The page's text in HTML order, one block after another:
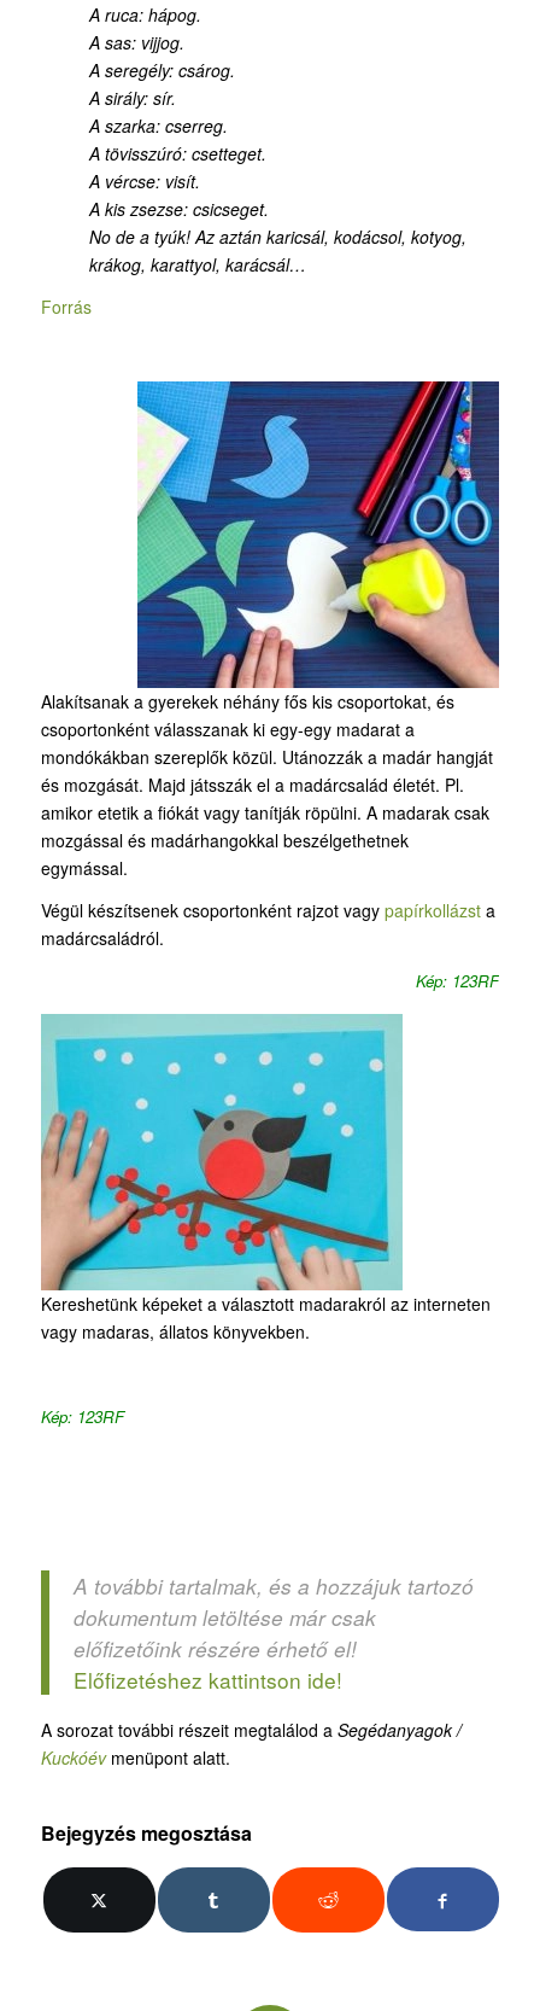
A ruca: hápog.
A sas: vijjog.
A seregély: csárog.
A sirály: sír.
A szarka: cserreg.
A tövisszúró: csetteget.
A vércse: visít.
A kis zsezse: csicseget.
No de a tyúk! Az aztán karicsál, kodácsol, kotyog,
krákog, karattyol, karácsál…
Forrás
Alakítsanak a gyerekek néhány fős kis csoportokat, és
csoportonként válasszanak ki egy-egy madarat a
mondókákban szereplők közül. Utánozzák a madár hangját
és mozgását. Majd játsszák el a madárcsalád életét. Pl.
amikor etetik a fiókát vagy tanítják röpülni. A madarak csak
mozgással és madárhangokkal beszélgethetnek
egymással.
Végül készítsenek csoportonként rajzot vagy papírkollázsta
madárcsaládról.
Kép: 123RF
Kereshetünk képeket a választott madarakról az interneten
vagy madaras, állatos könyvekben.
Kép: 123RF
A további tartalmak, és a hozzájuk tartozó
dokumentum letöltése már csak
előfizetőink részére érhető el!
Előfizetéshez kattintson ide!
A sorozat további részeit megtalálod a Segédanyagok /
Kuckóév menüpont alatt.
Bejegyzés megosztása